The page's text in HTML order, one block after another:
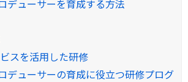
デューサーを育成する方法
スを活用した研修
デューサーの育成に役立つ研修プログ